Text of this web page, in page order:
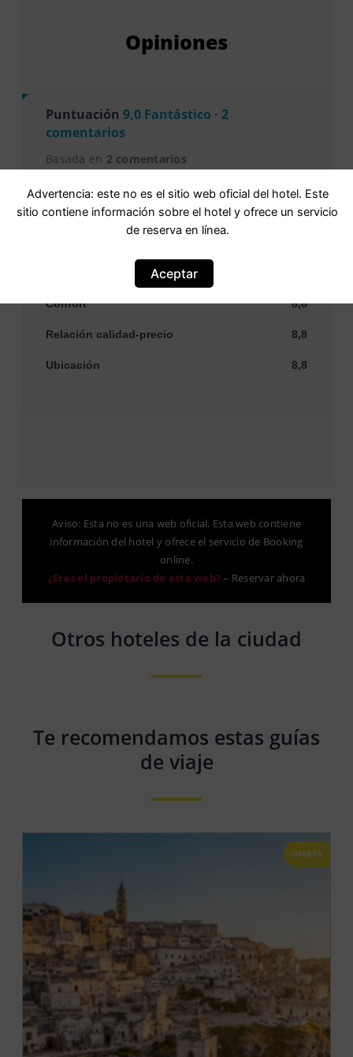
Opiniones
Puntuación 9,0 Fantástico · 2
comentarios
Basada en 2 comentarios
Personal 10
Confort 8,8
Relación calidad-precio 8,8
Ubicación 8,8
Aviso: Esta no es una web oficial. Esta web contiene
información del hotel y ofrece el servicio de Booking
online.
¿Eres el propietario de esta web?– Reservar ahora
Otros hoteles de la ciudad
Te recomendamos estas guías
de viaje
OFERTA
Advertencia: este no es el sitio web oficial del hotel. Este
sitio contiene información sobre el hotel y ofrece un servicio
de reserva en línea.
Aceptar